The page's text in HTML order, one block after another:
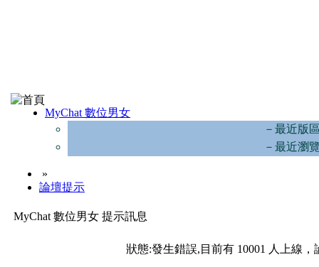
MyChat 數位男女
－最近版
－最近瀏
»
論壇提示
MyChat 數位男女 提示訊息
狀態:發生錯誤,目前有 10001 人上線